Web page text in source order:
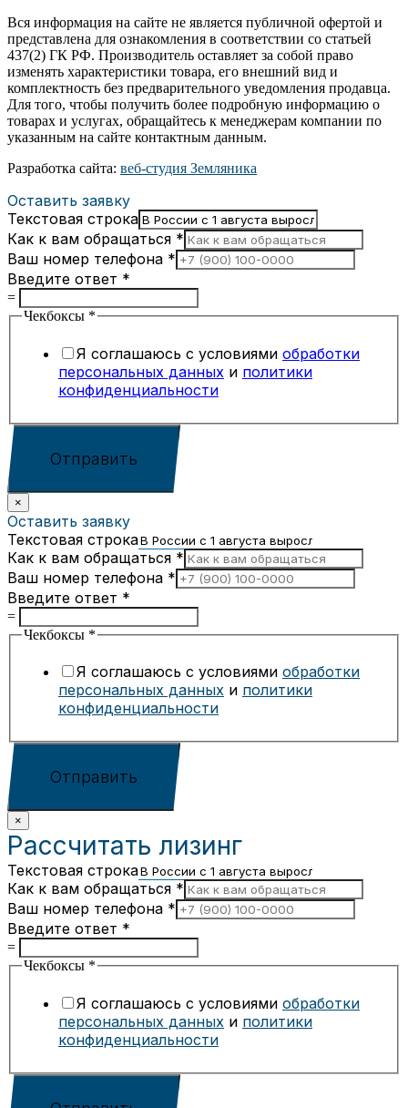
Вся информация на сайте не является публичной офертой и
представлена для ознакомления в соответствии со статьей
437(2) ГК РФ. Производитель оставляет за собой право
изменять характеристики товара, его внешний вид и
комплектность без предварительного уведомления продавца.
Для того, чтобы получить более подробную информацию о
товарах и услугах, обращайтесь к менеджерам компании по
указанным на сайте контактным данным.
Разработка сайта: веб-студия Земляника
Оставить заявку
Текстовая строка
Как к вам обращаться *
Ваш номер телефона *
Введите ответ *
=
Чекбоксы *
Я соглашаюсь с условиями обработки
персональных данных и политики
конфиденциальности
Отправить
×
Оставить заявку
Текстовая строка
Как к вам обращаться *
Ваш номер телефона *
Введите ответ *
=
Чекбоксы *
Я соглашаюсь с условиями обработки
персональных данных и политики
конфиденциальности
Отправить
×
Рассчитать лизинг
Текстовая строка
Как к вам обращаться *
Ваш номер телефона *
Введите ответ *
=
Чекбоксы *
Я соглашаюсь с условиями обработки
персональных данных и политики
конфиденциальности